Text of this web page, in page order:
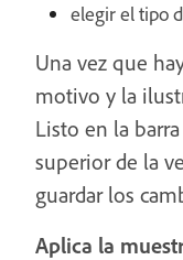
elegir el tipo
Una vez que
motivo y la
Listo en la
superior de la
guardar los
Aplica la